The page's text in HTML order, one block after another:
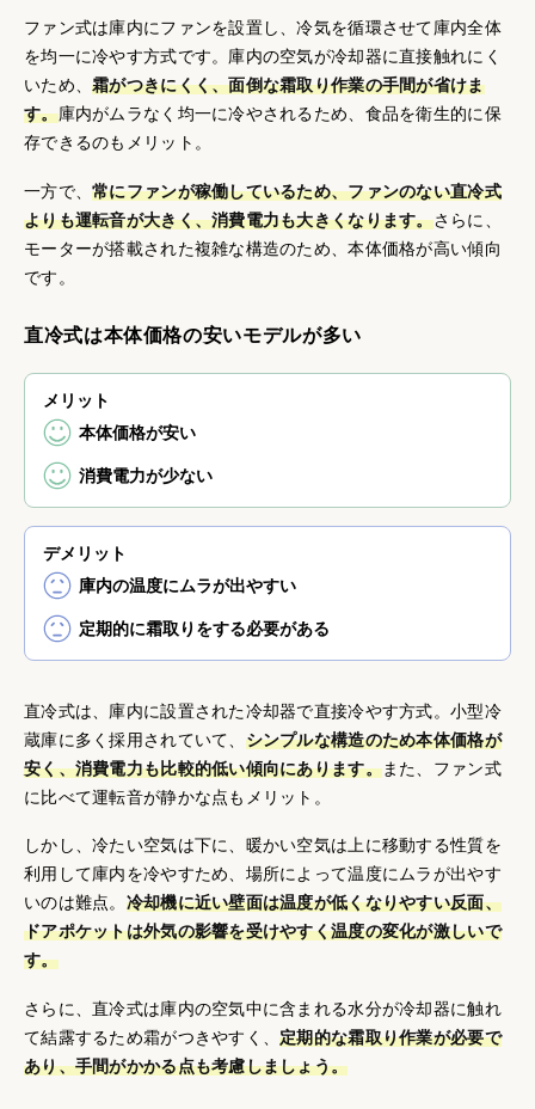
ファン式は庫内にファンを設置し、冷気を循環させて庫内全体
を均一に冷やす方式です。庫内の空気が冷却器に直接触れにく
いため、霜がつきにくく、面倒な霜取り作業の手間が省けま
す。庫内がムラなく均一に冷やされるため、食品を衛生的に保
存できるのもメリット。
一方で、常にファンが稼働しているため、ファンのない直冷式
よりも運転音が大きく、消費電力も大きくなります。さらに、
モーターが搭載された複雑な構造のため、本体価格が高い傾向
です。
直冷式は本体価格の安いモデルが多い
メリット
本体価格が安い
消費電力が少ない
デメリット
庫内の温度にムラが出やすい
定期的に霜取りをする必要がある
直冷式は、庫内に設置された冷却器で直接冷やす方式。小型冷
蔵庫に多く採用されていて、 シンプルな構造のため本体価格が
安く、消費電力も比較的低い傾向にあります。また、ファン式
に比べて運転音が静かな点もメリット。
しかし、冷たい空気は下に、暖かい空気は上に移動する性質を
利用して庫内を冷やすため、場所によって温度にムラが出やす
いのは難点。 冷却機に近い壁面は温度が低くなりやすい反面、
ドアポケットは外気の影響を受けやすく温度の変化が激しいで
す。
さらに、直冷式は庫内の空気中に含まれる水分が冷却器に触れ
て結露するため霜がつきやすく、定期的な霜取り作業が必要で
あり、手間がかかる点も考慮しましょう。